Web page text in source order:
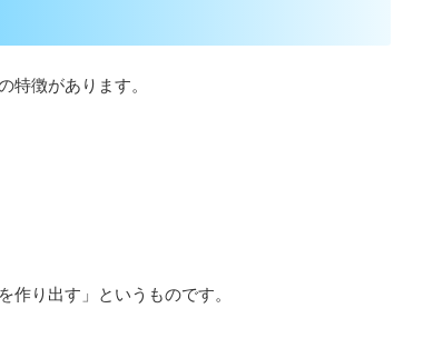
特徴があります。
作り出す」というものです。